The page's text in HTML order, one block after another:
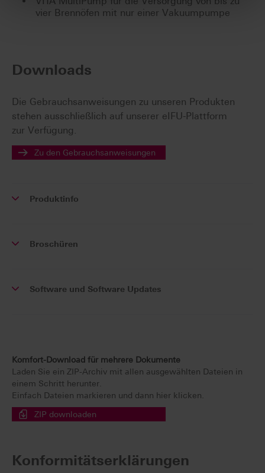
vier Brennöfen mit nur einer Vakuumpumpe
Downloads
Die Gebrauchsanweisungen zu unseren Produkten
stehen ausschließlich auf unserer eIFU-Plattform
zur Verfügung.
Zu den Gebrauchsanweisungen
Produktinfo
Broschüren
Software und Software Updates
Komfort-Download für mehrere Dokumente
Laden Sie ein ZIP-Archiv mit allen ausgewählten Dateien in
einem Schritt herunter.
Einfach Dateien markieren und dann hier klicken.
ZIP downloaden
Konformitätserklärungen